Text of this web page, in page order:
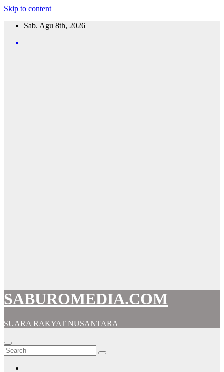
Skip to content
Sab. Agu 8th, 2026
SABUROMEDIA.COM
SUARA RAKYAT NUSANTARA